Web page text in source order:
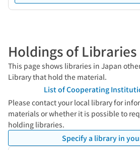
Holdings of
This page shows libraries in Japan
Library that hold the material.
List of Cooperating
Please contact your local library for
materials or whether it is possible to
holding libraries.
Specify a library in